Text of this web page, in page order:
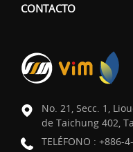
CONTACTO
No. 21, Secc. 1,
de Taichung 402,
TELÉFONO : +886-